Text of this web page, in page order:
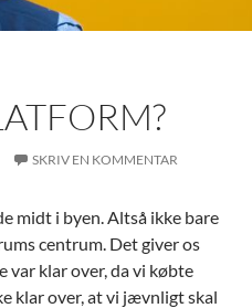
SKRIV EN KOMMENTAR
midt i byen. Altså ikke bare
centrum. Det giver os
var klar over, da vi købte
klar over, at vi jævnligt skal